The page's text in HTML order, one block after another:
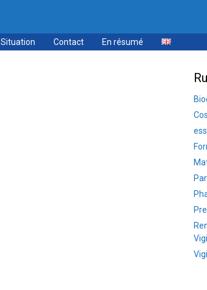
Situation Contact En résumé